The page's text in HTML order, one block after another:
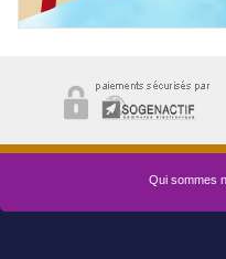
Qui sommes